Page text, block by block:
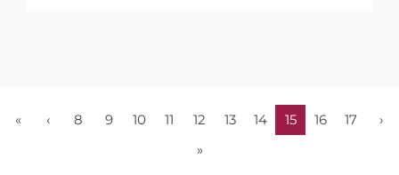
« ‹ 8 9 10 11 12 13 14 15 16 17
›
»